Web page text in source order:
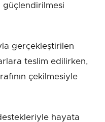
güçlendirilmesi
gerçekleştirilen
teslim edilirken,
çekilmesiyle
hayata